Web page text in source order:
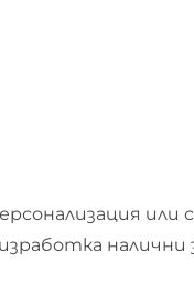
или
изработка налични